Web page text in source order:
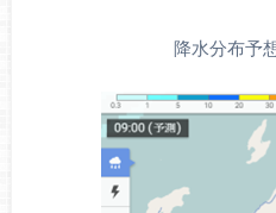
降水分布予